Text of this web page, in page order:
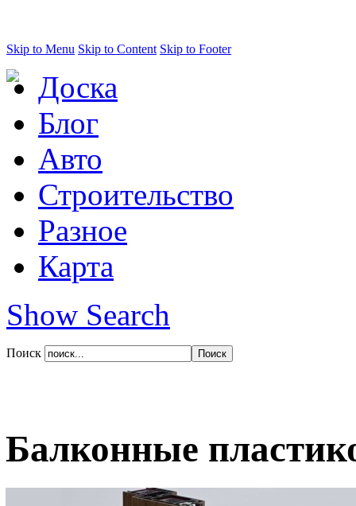
Skip to Menu Skip to Content Skip to Footer
Доска
Блог
Авто
Строительство
Разное
Карта
Show Search
Поиск
Балконные